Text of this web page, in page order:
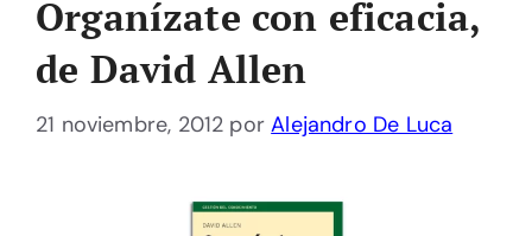
Organízate con eficacia,
de David Allen
21 noviembre, 2012 porAlejandro De Luca